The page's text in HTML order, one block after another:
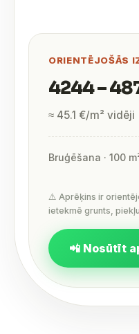
ORIENTĒJOŠĀS
4244 –
≈ 45.1 €/m² vidēji
Bruģēšana · 100
⚠️ Aprēķins ir
ietekmē grunts,
📲 Nosūtīt